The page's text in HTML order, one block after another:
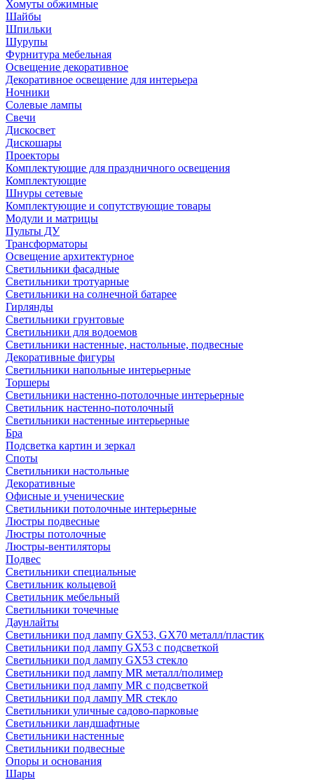
Хомуты обжимные
Шайбы
Шпильки
Шурупы
Фурнитура мебельная
Освещение декоративное
Декоративное освещение для интерьера
Ночники
Солевые лампы
Свечи
Дискосвет
Дискошары
Проекторы
Комплектующие для праздничного освещения
Комплектующие
Шнуры сетевые
Комплектующие и сопутствующие товары
Модули и матрицы
Пульты ДУ
Трансформаторы
Освещение архитектурное
Светильники фасадные
Светильники тротуарные
Светильники на солнечной батарее
Гирлянды
Светильники грунтовые
Светильники для водоемов
Светильники настенные, настольные, подвесные
Декоративные фигуры
Светильники напольные интерьерные
Торшеры
Светильники настенно-потолочные интерьерные
Светильник настенно-потолочный
Светильники настенные интерьерные
Бра
Подсветка картин и зеркал
Споты
Светильники настольные
Декоративные
Офисные и ученические
Светильники потолочные интерьерные
Люстры подвесные
Люстры потолочные
Люстры-вентиляторы
Подвес
Светильники специальные
Светильник кольцевой
Светильник мебельный
Светильники точечные
Даунлайты
Светильники под лампу GX53, GX70 металл/пластик
Светильники под лампу GX53 с подсветкой
Светильники под лампу GX53 стекло
Светильники под лампу MR металл/полимер
Светильники под лампу MR с подсветкой
Светильники под лампу MR стекло
Светильники уличные садово-парковые
Светильники ландшафтные
Светильники настенные
Светильники подвесные
Опоры и основания
Шары